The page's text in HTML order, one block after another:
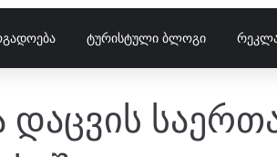
ᲢᲣᲠᲘᲡᲢᲣᲚᲘ ᲑᲚᲝᲒᲘ
დაცვის